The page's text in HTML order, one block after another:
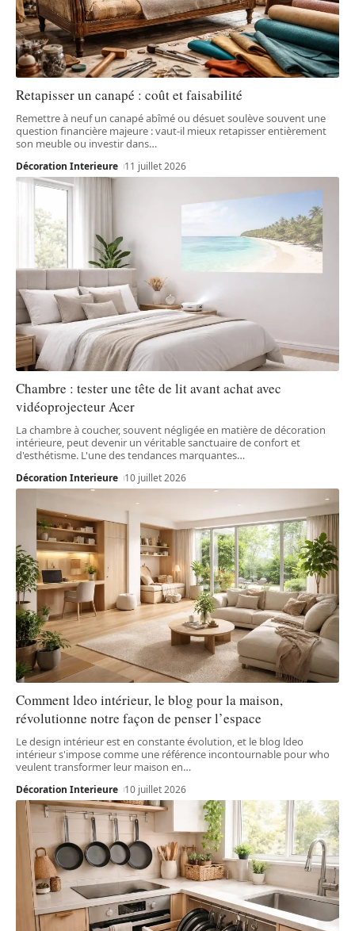
Retapisser un canapé : coût et faisabilité
Remettre à neuf un canapé abîmé ou désuet soulève souvent une
question financière majeure : vaut-il mieux retapisser entièrement
son meuble ou investir dans…
Décoration Interieure 11 juillet 2026
Chambre : tester une tête de lit avant achat avec
vidéoprojecteur Acer
La chambre à coucher, souvent négligée en matière de décoration
intérieure, peut devenir un véritable sanctuaire de confort et
d'esthétisme. L'une des tendances marquantes…
Décoration Interieure 10 juillet 2026
Comment ldeo intérieur, le blog pour la maison,
révolutionne notre façon de penser l’espace
Le design intérieur est en constante évolution, et le blog ldeo
intérieur s'impose comme une référence incontournable pour who
veulent transformer leur maison en…
Décoration Interieure 10 juillet 2026